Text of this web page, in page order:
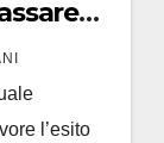
Acea”
l’esito